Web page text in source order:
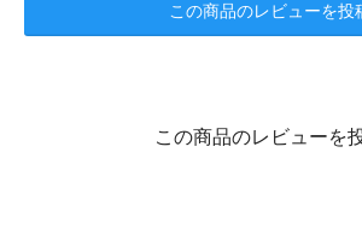
この商品のレビューを投
この商品のレビューを